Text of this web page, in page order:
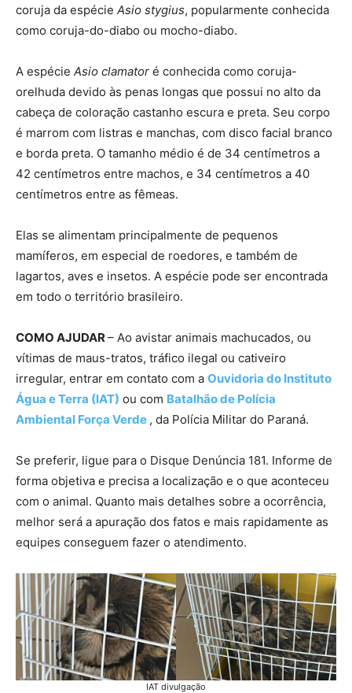
coruja da espécie Asio stygius, popularmente conhecida
como coruja-do-diabo ou mocho-diabo.
A espécie Asio clamator é conhecida como coruja-
orelhuda devido às penas longas que possui no alto da
cabeça de coloração castanho escura e preta. Seu corpo
é marrom com listras e manchas, com disco facial branco
e borda preta. O tamanho médio é de 34 centímetros a
42 centímetros entre machos, e 34 centímetros a 40
centímetros entre as fêmeas.
Elas se alimentam principalmente de pequenos
mamíferos, em especial de roedores, e também de
lagartos, aves e insetos. A espécie pode ser encontrada
em todo o território brasileiro.
COMO AJUDAR – Ao avistar animais machucados, ou
vítimas de maus-tratos, tráfico ilegal ou cativeiro
irregular, entrar em contato com a Ouvidoria do Instituto
Água e Terra (IAT) ou com Batalhão de Polícia
Ambiental Força Verde , da Polícia Militar do Paraná.
Se preferir, ligue para o Disque Denúncia 181. Informe de
forma objetiva e precisa a localização e o que aconteceu
com o animal. Quanto mais detalhes sobre a ocorrência,
melhor será a apuração dos fatos e mais rapidamente as
equipes conseguem fazer o atendimento.
IAT divulgação